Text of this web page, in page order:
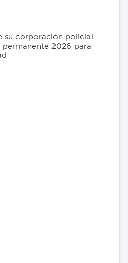
su corporación policial
2026 para